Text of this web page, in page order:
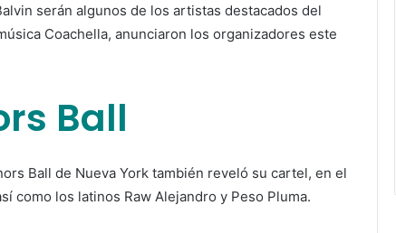
serán algunos de los artistas destacados del
Coachella, anunciaron los organizadores este
Ball
Ball de Nueva York también reveló su cartel, en el
como los latinos Raw Alejandro y Peso Pluma.